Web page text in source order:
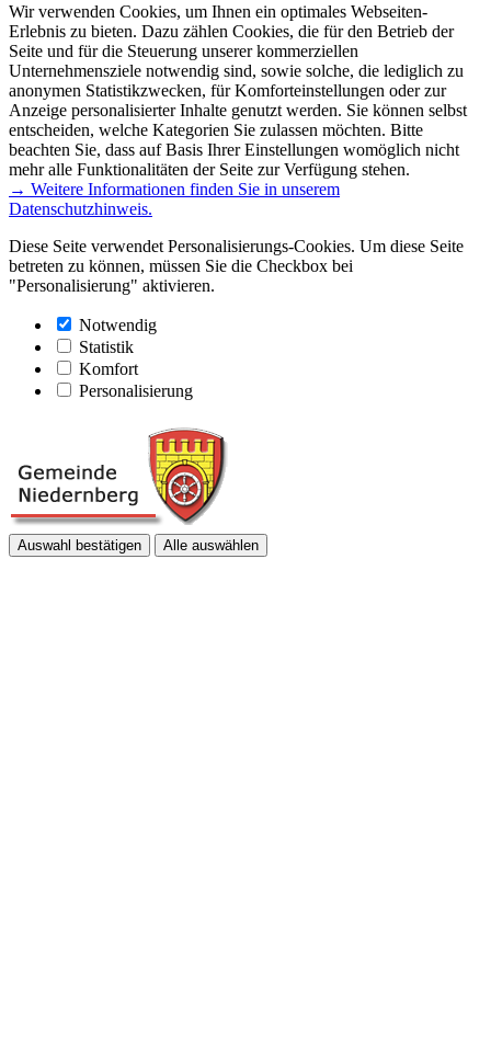
Wir verwenden Cookies, um Ihnen ein optimales Webseiten-
Erlebnis zu bieten. Dazu zählen Cookies, die für den Betrieb der
Seite und für die Steuerung unserer kommerziellen
Unternehmensziele notwendig sind, sowie solche, die lediglich zu
anonymen Statistikzwecken, für Komforteinstellungen oder zur
Anzeige personalisierter Inhalte genutzt werden. Sie können selbst
entscheiden, welche Kategorien Sie zulassen möchten. Bitte
beachten Sie, dass auf Basis Ihrer Einstellungen womöglich nicht
mehr alle Funktionalitäten der Seite zur Verfügung stehen.
→ Weitere Informationen finden Sie in unserem
Datenschutzhinweis.
Diese Seite verwendet Personalisierungs-Cookies. Um diese Seite
betreten zu können, müssen Sie die Checkbox bei
"Personalisierung" aktivieren.
Notwendig
Statistik
Komfort
Personalisierung
Auswahl bestätigen Alle auswählen